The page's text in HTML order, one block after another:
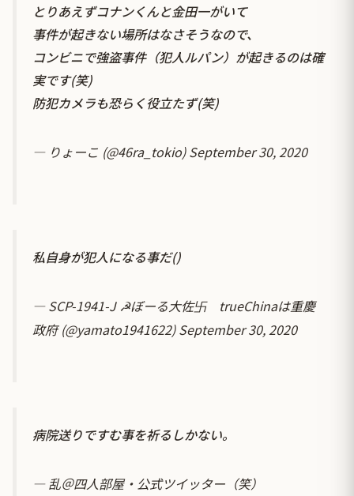
とりあえずコナンくんと金田一がいて
事件が起きない場所はなさそうなので、
コンビニで強盗事件（犯人ルパン）が起きるのは確
実です(笑)
防犯カメラも恐らく役立たず(笑)
— りょーこ (@46ra_tokio)September 30, 2020
私自身が犯人になる事だ()
— SCP-1941-J ☭ぼーる大佐卐 trueChinaは重慶
政府 (@yamato1941622)September 30, 2020
病院送りですむ事を祈るしかない。
— 乱＠四人部屋・公式ツイッター（笑）